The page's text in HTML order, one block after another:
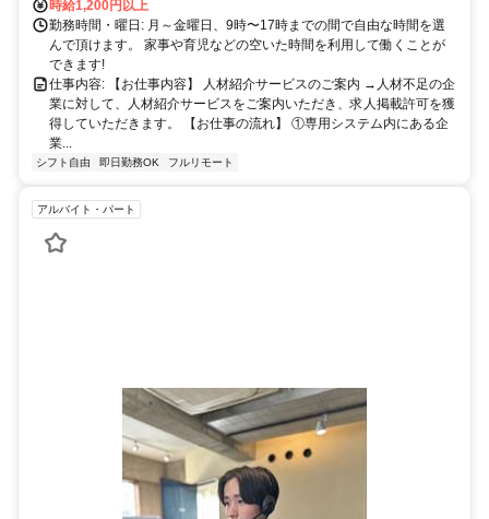
時給1,200円以上
勤務時間・曜日: 月～金曜日、9時〜17時までの間で自由な時間を選
んで頂けます。 家事や育児などの空いた時間を利用して働くことが
できます!
仕事内容: 【お仕事内容】 人材紹介サービスのご案内 →人材不足の企
業に対して、人材紹介サービスをご案内いただき、求人掲載許可を獲
得していただきます。 【お仕事の流れ】 ①専用システム内にある企
業...
シフト自由 即日勤務OK フルリモート
アルバイト・パート